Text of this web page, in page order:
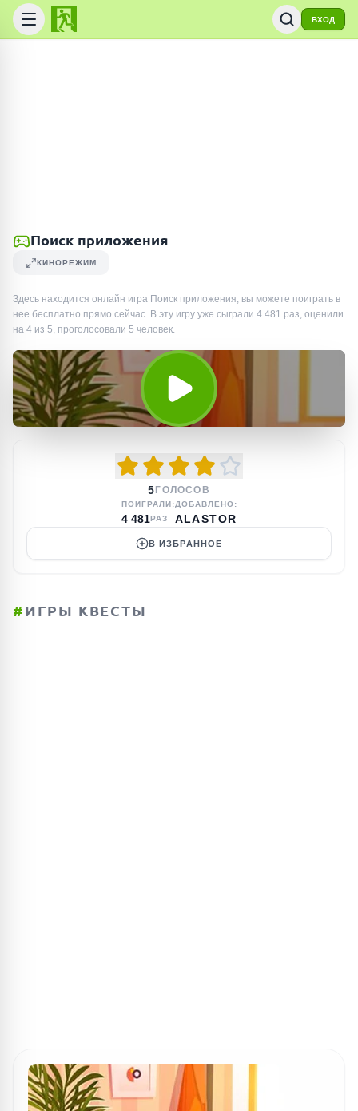
ВХОД
Поиск приложения
КИНОРЕЖИМ
Здесь находится онлайн игра Поиск приложения, вы можете поиграть в
нее бесплатно прямо сейчас. В эту игру уже сыграли 4 481 раз, оценили
на 4 из 5, проголосовали 5 человек.
5 ГОЛОСОВ
ПОИГРАЛИ:
4 481РАЗ
ДОБАВЛЕНО:
ALASTOR
В ИЗБРАННОЕ
#ИГРЫ КВЕСТЫ